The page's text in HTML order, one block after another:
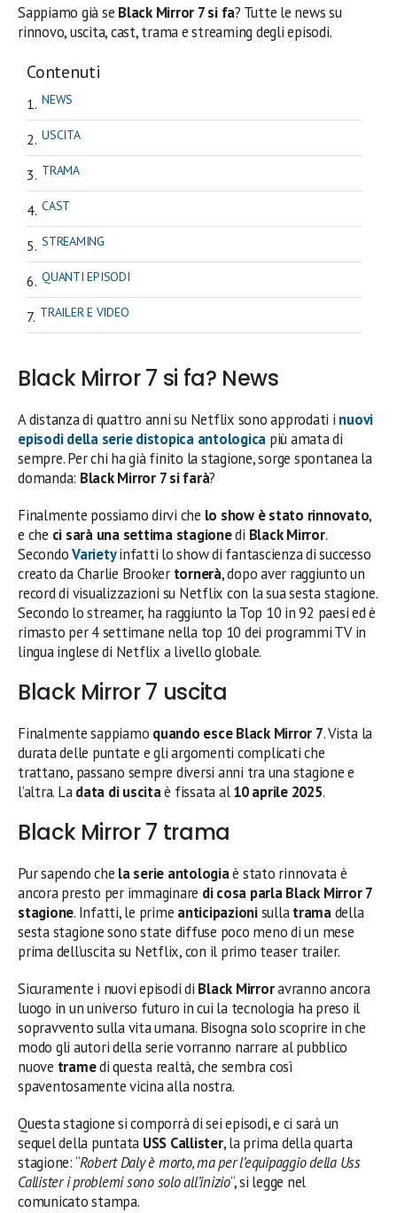
Sappiamo già se Black Mirror 7 si fa? Tutte le news su
rinnovo, uscita, cast, trama e streaming degli episodi.
Contenuti
NEWS
USCITA
TRAMA
CAST
STREAMING
QUANTI EPISODI
TRAILER E VIDEO
Black Mirror 7 si fa? News
A distanza di quattro anni su Netflix sono approdati i nuovi
episodi della serie distopica antologica più amata di
sempre. Per chi ha già finito la stagione, sorge spontanea la
domanda: Black Mirror 7 si farà?
Finalmente possiamo dirvi che lo show è stato rinnovato,
e che ci sarà una settima stagionedi Black Mirror.
SecondoVarietyinfatti lo show di fantascienza di successo
creato da Charlie Brooker tornerà, dopo aver raggiunto un
record di visualizzazioni su Netflix con la sua sesta stagione.
Secondo lo streamer, ha raggiunto la Top 10 in 92 paesi ed è
rimasto per 4 settimane nella top 10 dei programmi TV in
lingua inglese di Netflix a livello globale.
Black Mirror 7 uscita
Finalmente sappiamo quando esce Black Mirror 7. Vista la
durata delle puntate e gli argomenti complicati che
trattano, passano sempre diversi anni tra una stagione e
l’altra. Ladata di uscitaè fissata al10 aprile 2025.
Black Mirror 7 trama
Pur sapendo che la serie antologiaè stato rinnovata è
ancora presto per immaginare di cosa parla Black Mirror 7
stagione. Infatti, le prime anticipazionisullatramadella
sesta stagione sono state diffuse poco meno di un mese
prima dell’uscita su Netflix, con il primo teaser trailer.
Sicuramente i nuovi episodi di Black Mirroravranno ancora
luogo in un universo futuro in cui la tecnologia ha preso il
sopravvento sulla vita umana. Bisogna solo scoprire in che
modo gli autori della serie vorranno narrare al pubblico
nuove tramedi questa realtà, che sembra così
spaventosamente vicina alla nostra.
Questa stagione si comporrà di sei episodi, e ci sarà un
sequel della puntata USS Callister, la prima della quarta
stagione: “Robert Daly è morto, ma per l’equipaggio della Uss
Callister i problemi sono solo all’inizio“, si legge nel
comunicato stampa.